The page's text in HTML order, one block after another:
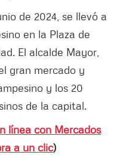
de 2024, se llevó a
en la Plaza de
El alcalde Mayor,
gran mercado y
y los 20
de la capital.
línea con Mercados
a un clic)